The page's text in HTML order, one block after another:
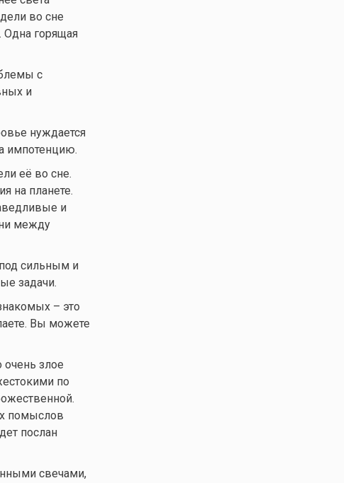
во сне
Одна горящая
с
и
нуждается
импотенцию.
её во сне.
на планете.
и
между
сильным и
задачи.
– это
Вы можете
злое
по
помыслов
послан
свечами,